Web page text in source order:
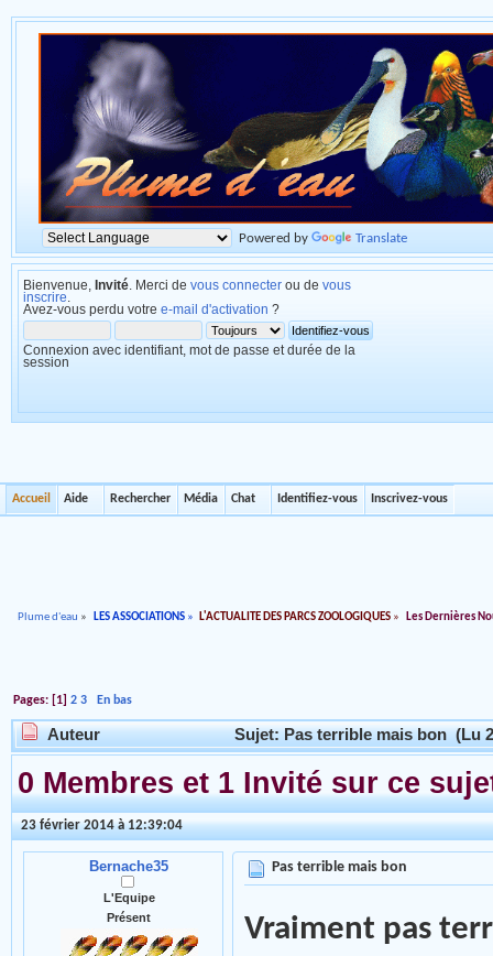
Powered by Translate
Bienvenue, Invité . Merci de vous connecter ou de vous
inscrire
Avez-vous perdu votre e-mail d'activation ?
Connexion avec identifiant, mot de passe et durée de la
session
Accueil Aide Rechercher Média Chat Identifiez-vous Inscrivez-vous
Plume d'eau » LES ASSOCIATIONS» L'ACTUALITE DES PARCS ZOOLOGIQUES » Les Dernières
Pages: [1]2 3 En bas
Auteur Sujet: Pas terrible mais bon (Lu
0 Membres et 1 Invité sur ce
23 février 2014 à 12:39:04
Bernache35
L'Equipe
Présent
Pas terrible mais bon
Vraiment pas